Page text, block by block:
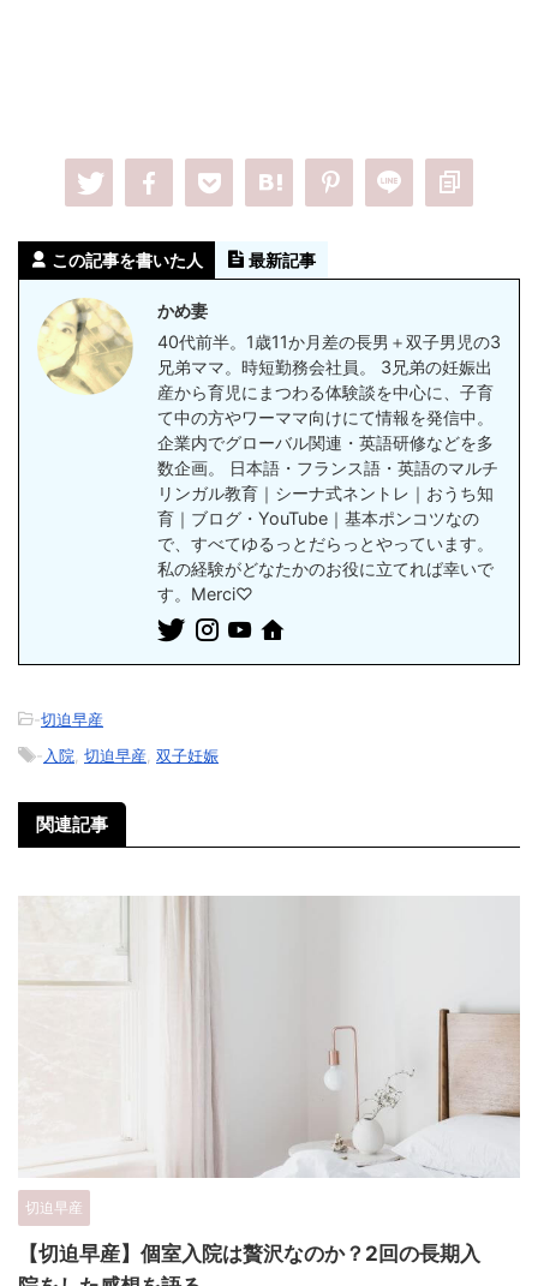
この記事を書いた人 最新記事
かめ妻
40代前半。1歳11か月差の長男＋双子男児の3
兄弟ママ。時短勤務会社員。 3兄弟の妊娠出
産から育児にまつわる体験談を中心に、子育
て中の方やワーママ向けにて情報を発信中。
企業内でグローバル関連・英語研修などを多
数企画。 日本語・フランス語・英語のマルチ
リンガル教育｜シーナ式ネントレ｜おうち知
育｜ブログ・YouTube｜基本ポンコツなの
で、すべてゆるっとだらっとやっています。
私の経験がどなたかのお役に立てれば幸いで
す。Merci♡
-切迫早産
- 入院 切迫早産 双子妊娠
関連記事
切迫早産
【切迫早産】個室入院は贅沢なのか？2回の長期入